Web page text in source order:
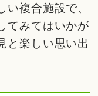
複合施設で、
てみてはいかが
と楽しい思い出